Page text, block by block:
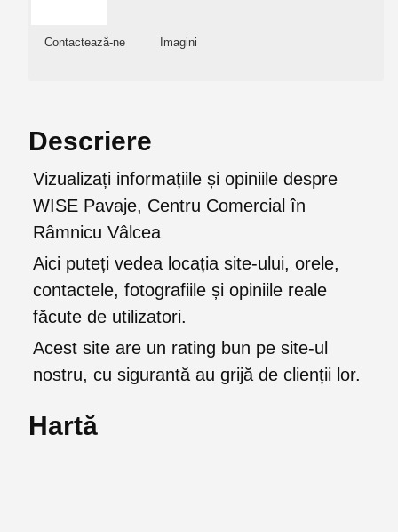
Contactează-ne Imagini
Descriere
Vizualizați informațiile și opiniile despre
WISE Pavaje, Centru Comercial în
Râmnicu Vâlcea
Aici puteți vedea locația site-ului, orele,
contactele, fotografiile și opiniile reale
făcute de utilizatori.
Acest site are un rating bun pe site-ul
nostru, cu sigurantă au grijă de clienții lor.
Hartă